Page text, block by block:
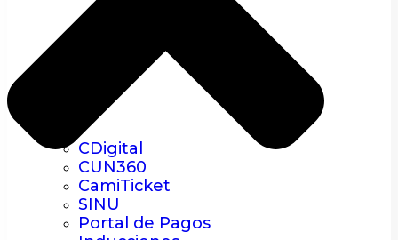
CDigital
CUN360
CamiTicket
SINU
Portal de Pagos